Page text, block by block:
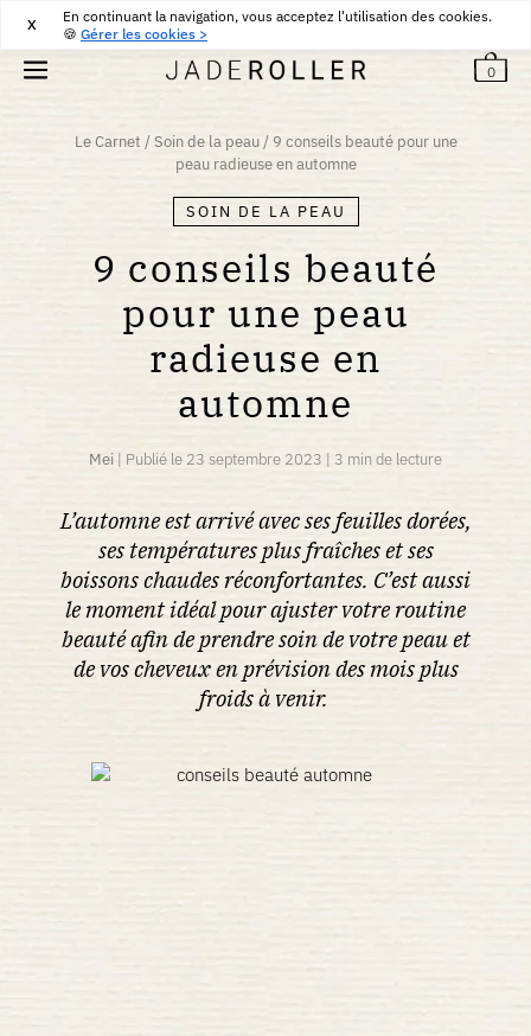
En continuant la navigation, vous acceptez l'utilisation des cookies.
🍪 Gérer les cookies >
X 30€
RETOURS GRATUITS PENDANT 30 JOURS
0
Le Carnet /Soin de la peau/ 9 conseils beauté pour une
peau radieuse en automne
SOIN DE LA PEAU
9 conseils beauté
pour une peau
radieuse en
automne
Mei | Publié le 23 septembre 2023 | 3 min de lecture
L’automne est arrivé avec ses feuilles dorées,
ses températures plus fraîches et ses
boissons chaudes réconfortantes. C’est aussi
le moment idéal pour ajuster votre routine
beauté afin de prendre soin de votre peau et
de vos cheveux en prévision des mois plus
froids à venir.